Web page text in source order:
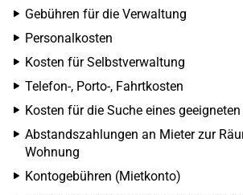
Gebühren für die Verwaltung
Personalkosten
Kosten für Selbstverwaltung
Telefon-, Porto-, Fahrtkosten
Kosten für die Suche eines
Abstandszahlungen an Mieter zur
Wohnung
Kontogebühren (Mietkonto)